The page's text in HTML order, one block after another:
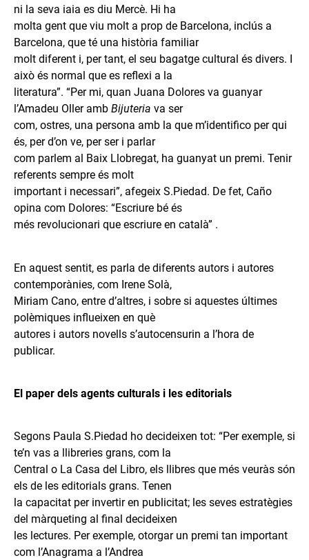
ni la seva iaia es diu Mercè. Hi ha
molta gent que viu molt a prop de Barcelona, inclús a
Barcelona, que té una història familiar
molt diferent i, per tant, el seu bagatge cultural és divers. I
això és normal que es reflexi a la
literatura”. “Per mi, quan Juana Dolores va guanyar
l’Amadeu Oller amb Bijuteria va ser
com, ostres, una persona amb la que m’identifico per qui
és, per d’on ve, per ser i parlar
com parlem al Baix Llobregat, ha guanyat un premi. Tenir
referents sempre és molt
important i necessari”, afegeix S.Piedad. De fet, Caño
opina com Dolores: “Escriure bé és
més revolucionari que escriure en català” .
En aquest sentit, es parla de diferents autors i autores
contemporànies, com Irene Solà,
Miriam Cano, entre d’altres, i sobre si aquestes últimes
polèmiques influeixen en què
autores i autors novells s’autocensurin a l’hora de
publicar.
El paper dels agents culturals i les editorials
Segons Paula S.Piedad ho decideixen tot: “Per exemple, si
te’n vas a llibreries grans, com la
Central o La Casa del Libro, els llibres que més veuràs són
els de les editorials grans. Tenen
la capacitat per invertir en publicitat; les seves estratègies
del màrqueting al final decideixen
les lectures. Per exemple, otorgar un premi tan important
com l’Anagrama a l’Andrea